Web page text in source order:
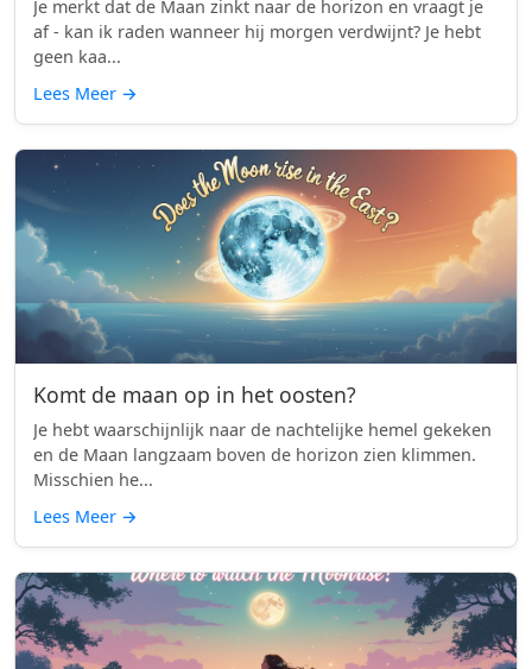
Je merkt dat de Maan zinkt naar de horizon en vraagt je
af - kan ik raden wanneer hij morgen verdwijnt? Je hebt
geen kaa...
Lees Meer →
Komt de maan op in het oosten?
Je hebt waarschijnlijk naar de nachtelijke hemel gekeken
en de Maan langzaam boven de horizon zien klimmen.
Misschien he...
Lees Meer →